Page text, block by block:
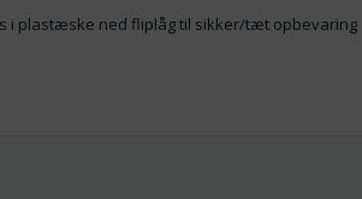
i plastæske ned fliplåg til sikker/tæt opbevaring